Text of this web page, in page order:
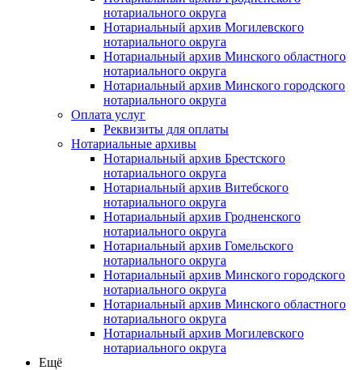
нотариального округа
Нотариальный архив Могилевского
нотариального округа
Нотариальный архив Минского областного
нотариального округа
Нотариальный архив Минского городского
нотариального округа
Оплата услуг
Реквизиты для оплаты
Нотариальные архивы
Нотариальный архив Брестского
нотариального округа
Нотариальный архив Витебского
нотариального округа
Нотариальный архив Гродненского
нотариального округа
Нотариальный архив Гомельского
нотариального округа
Нотариальный архив Минского городского
нотариального округа
Нотариальный архив Минского областного
нотариального округа
Нотариальный архив Могилевского
нотариального округа
Ещё